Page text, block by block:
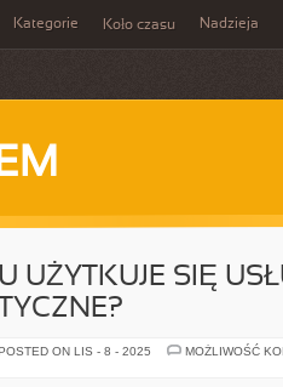
Kategorie Koło czasu Nadzieja
UŻYTKUJE SIĘ
ON LIS - 8 - 2025
MOŻLIWOŚĆ